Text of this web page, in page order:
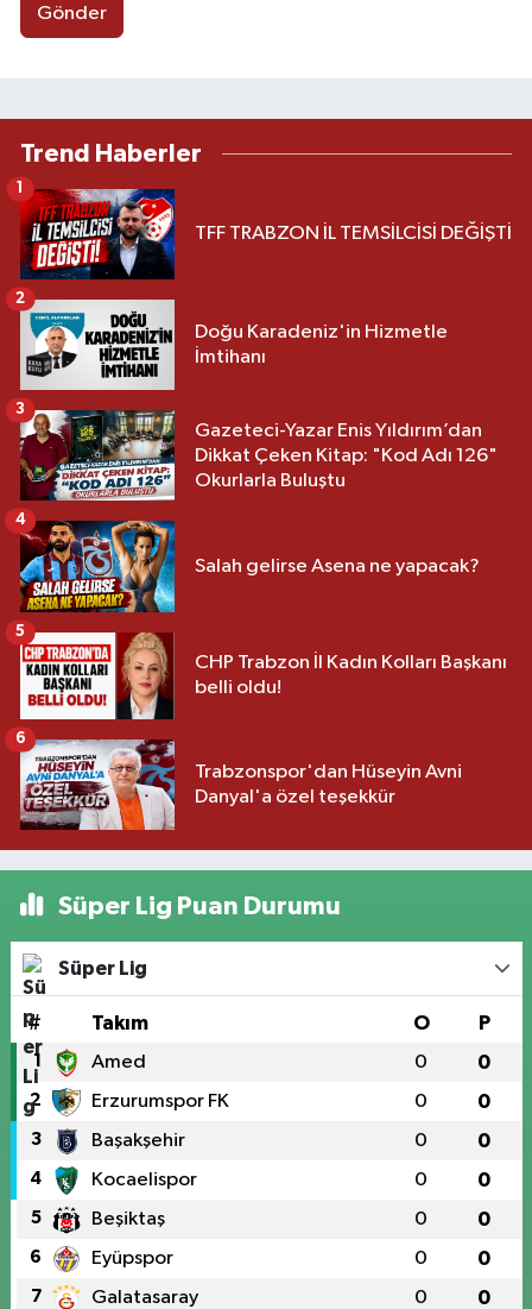
Gönder
Trend Haberler
TFF TRABZON İL TEMSİLCİSİ DEĞİŞTİ
1
Doğu Karadeniz'in Hizmetle
İmtihanı
2
Gazeteci-Yazar Enis Yıldırım’dan
Dikkat Çeken Kitap: "Kod Adı 126"
Okurlarla Buluştu
3
Salah gelirse Asena ne yapacak?
4
CHP Trabzon İl Kadın Kolları Başkanı
belli oldu!
5
Trabzonspor'dan Hüseyin Avni
Danyal'a özel teşekkür
6
Süper Lig Puan Durumu
Süper Lig
# Takım O P
1 Amed 0 0
2 Erzurumspor FK 0 0
3 Başakşehir 0 0
4 Kocaelispor 0 0
5 Beşiktaş 0 0
6 Eyüpspor 0 0
7 Galatasaray 0 0